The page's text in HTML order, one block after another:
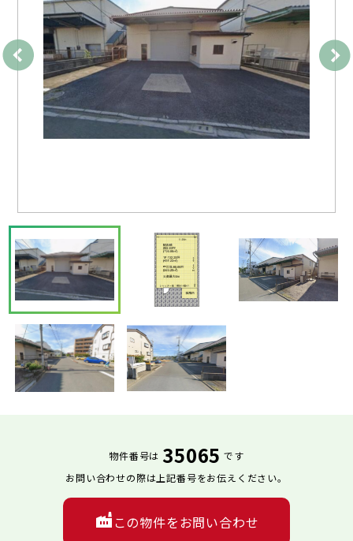
物件番号は 35065 です
お問い合わせの際は上記番号をお伝えください。
この物件をお問い合わせ